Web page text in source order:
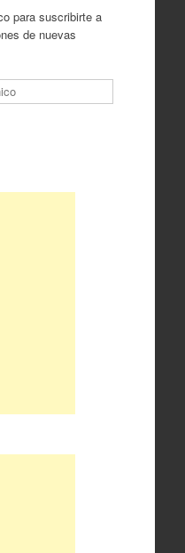
para suscribirte a
de nuevas